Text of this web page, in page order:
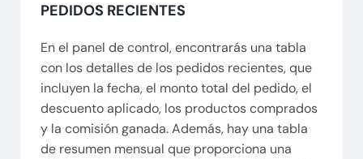
PEDIDOS RECIENTES
En el panel de control, encontrarás una tabla
con los detalles de los pedidos recientes, que
incluyen la fecha, el monto total del pedido, el
descuento aplicado, los productos comprados
y la comisión ganada. Además, hay una tabla
de resumen mensual que proporciona una